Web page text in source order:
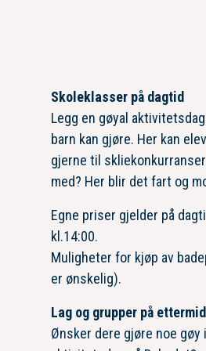
Skoleklasser på dagtid
Legg en gøyal
barn kan gjøre. Her kan
gjerne til
med? Her blir det fart og
Egne priser gjelder på
kl.14:00.
Muligheter for kjøp av
er ønskelig).
Lag og grupper på
Ønsker dere gjøre noe gøy